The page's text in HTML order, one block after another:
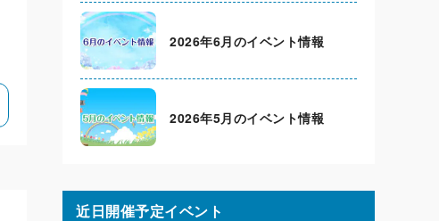
2026年6月のイベント情報
2026年5月のイベント情報
近日開催予定イベント